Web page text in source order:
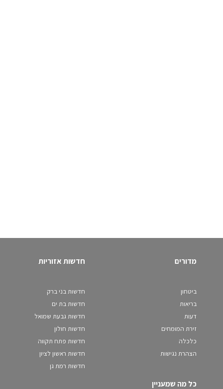
מדורים
ביטחון
בריאות
דעות
זירת המומחים
כלכלה
הצהרת נגישות
חדשות אזוריות
חדשות בני ברק
חדשות בת ים
חדשות גבעת שמואל
חדשות חולון
חדשות פתח תקווה
חדשות ראשון לציון
חדשות רמת גן
כל מה שמעניין